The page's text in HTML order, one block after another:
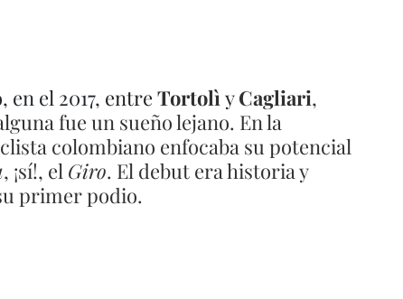
el 2017, entre Tortolìy Cagliari,
fue un sueño lejano. En la
colombiano enfocaba su potencial
, ¡sí!, el Giro. El debut era historia y
primer podio.